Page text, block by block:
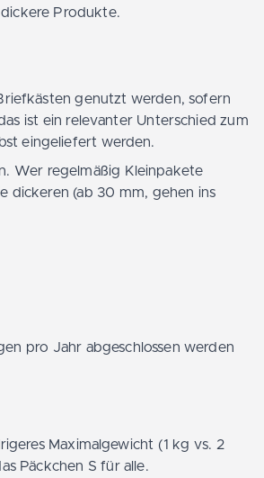
Produkte.
genutzt werden, sofern
ist ein relevanter Unterschied zum
eingeliefert werden.
Wer regelmäßig Kleinpakete
dickeren (ab 30 mm, gehen ins
pro Jahr abgeschlossen werden
Maximalgewicht (1 kg vs. 2
Päckchen S für alle.